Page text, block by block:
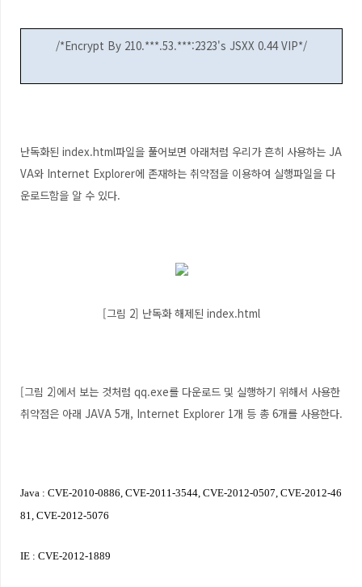
/*Encrypt By 210.***.53.***:2323's JSXX 0.44 VIP*/
난독화된 index.html파일을 풀어보면 아래처럼 우리가 흔히 사용하는 JA
VA와 Internet Explorer에 존재하는 취약점을 이용하여 실행파일을 다
운로드함을 알 수 있다.
[그림 2] 난독화 해제된 index.html
[그림 2]에서 보는 것처럼 qq.exe를 다운로드 및 실행하기 위해서 사용한
취약점은 아래 JAVA 5개, Internet Explorer 1개 등 총 6개를 사용한다.
Java : CVE-2010-0886, CVE-2011-3544, CVE-2012-0507, CVE-2012-46
81, CVE-2012-5076
IE : CVE-2012-1889